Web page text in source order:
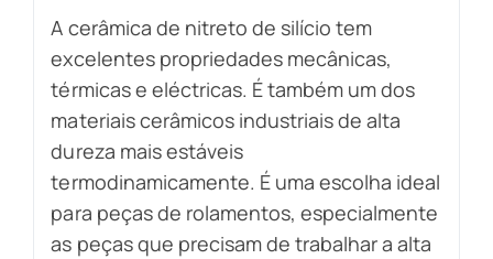
A cerâmica de nitreto de silício tem
excelentes propriedades mecânicas,
térmicas e eléctricas. É também um dos
materiais cerâmicos industriais de alta
dureza mais estáveis
termodinamicamente. É uma escolha ideal
para peças de rolamentos, especialmente
as peças que precisam de trabalhar a alta